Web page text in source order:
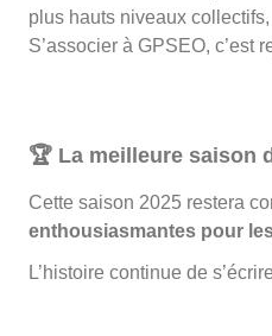
plus hauts niveaux
S’associer à GPSEO, c’est
🏆 La meilleure saison
Cette saison 2025 restera
enthousiasmantes pour
L’histoire continue de